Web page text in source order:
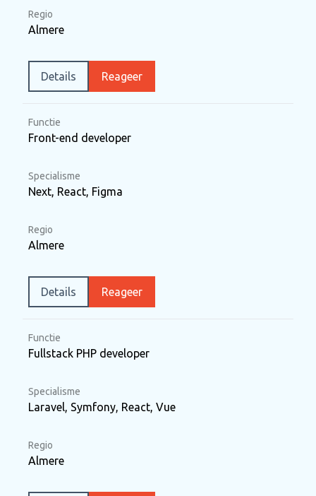
Regio
Almere
Details Reageer
Functie
Front-end developer
Specialisme
Next, React, Figma
Regio
Almere
Details Reageer
Functie
Fullstack PHP developer
Specialisme
Laravel, Symfony, React, Vue
Regio
Almere